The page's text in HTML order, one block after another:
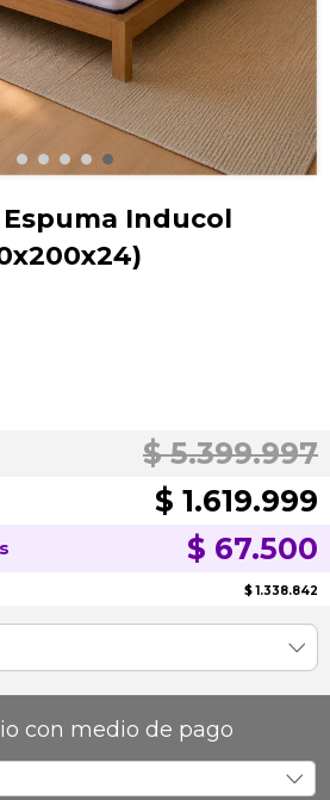
Inducol
$ 5.399.997
$ 1.619.999
$ 67.500
$ 1.338.842
con medio de pago